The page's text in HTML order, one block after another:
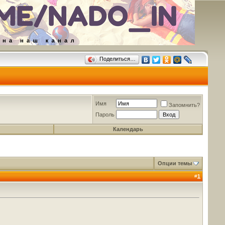
Поделиться…
Имя
Запомнить?
Пароль
Календарь
Опции темы
#1